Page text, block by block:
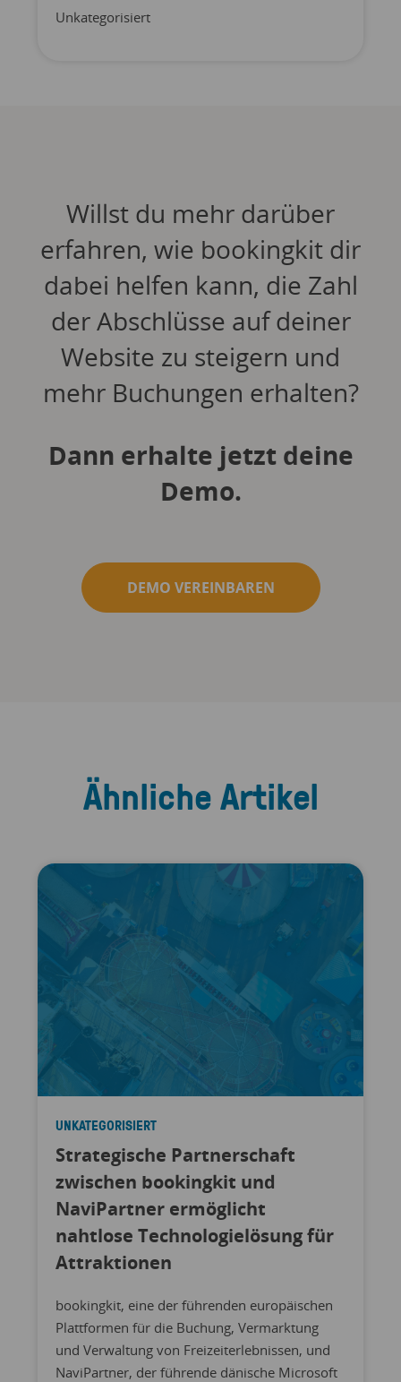
Unkategorisiert
Willst du mehr darüber
erfahren, wie bookingkit dir
dabei helfen kann, die Zahl
der Abschlüsse auf deiner
Website zu steigern und
mehr Buchungen erhalten?
Dann erhalte jetzt deine
Demo.
DEMO VEREINBAREN
Ähnliche Artikel
UNKATEGORISIERT
Strategische Partnerschaft
zwischen bookingkit und
NaviPartner ermöglicht
nahtlose Technologielösung für
Attraktionen
bookingkit, eine der führenden europäischen
Plattformen für die Buchung, Vermarktung
und Verwaltung von Freizeiterlebnissen, und
NaviPartner, der führende dänische Microsoft